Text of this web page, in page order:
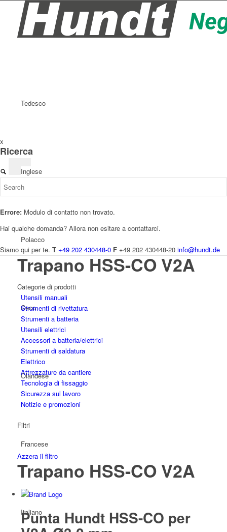
Tedesco
Inglese
Polacco
Ceco
Olandese
Francese
Italiano
x
Ricerca
Errore: Modulo di contatto non trovato.
Hai qualche domanda? Allora non esitare a contattarci.
Siamo qui per te. T +49 202 430448-0 F +49 202 430448-20 info@hundt.de
Trapano HSS-CO V2A
Categorie di prodotti
Utensili manuali
Strumenti di rivettatura
Strumenti a batteria
Utensili elettrici
Accessori a batteria/elettrici
Strumenti di saldatura
Elettrico
Attrezzature da cantiere
Tecnologia di fissaggio
Sicurezza sul lavoro
Notizie e promozioni
Filtri
Azzera il filtro
Trapano HSS-CO V2A
Punta Hundt HSS-CO per